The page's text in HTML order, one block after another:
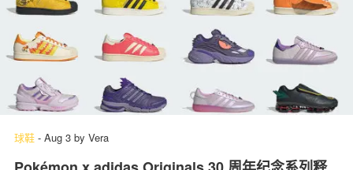
球鞋 - Aug 3 by Vera